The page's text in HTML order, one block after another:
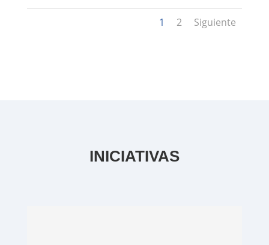
1 2 Siguiente
INICIATIVAS